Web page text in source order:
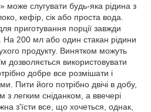
може слугувати будь-яка рідина з
кефір, сік або проста вода.
приготування порції завжди
200 мл або один стакан рідини
продукту. Винятком можуть
дозволяється використовувати
добре все розмішати і
Пити його потрібно двічі в добу,
з легким сніданком, а ввечері
з'їсти все, що хочеться, однак,